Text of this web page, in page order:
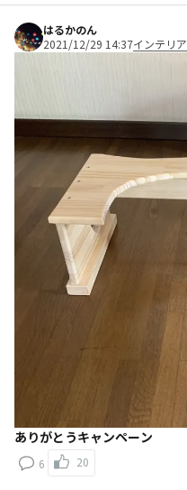
はるかのん
2021/12/29 14:37インテリア
ありがとうキャンペーン
6 20